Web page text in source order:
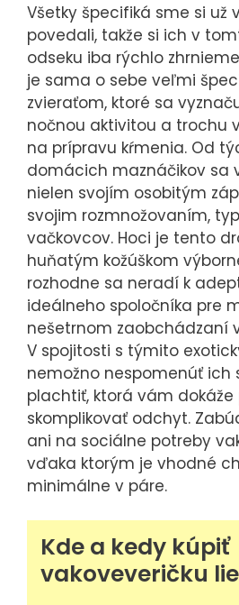
Všetky špecifiká sme si už
povedali, takže si ich v
odseku iba rýchlo
je sama o sebe veľmi
zvieraťom, ktoré sa
nočnou aktivitou a trochu
na prípravu kŕmenia. Od
domácich maznáčikov sa
nielen svojím osobitým
svojim rozmnožovaním,
vačkovcov. Hoci je tento
huňatým kožúškom
rozhodne sa neradí k
ideálneho spoločníka pre
nešetrnom zaobchádzaní
V spojitosti s týmito
nemožno nespomenúť ich
plachtiť, ktorá vám dokáže
skomplikovať odchyt.
ani na sociálne potreby
vďaka ktorým je vhodné
minimálne v páre.
Kde a kedy kúpiť
vakoveveričku